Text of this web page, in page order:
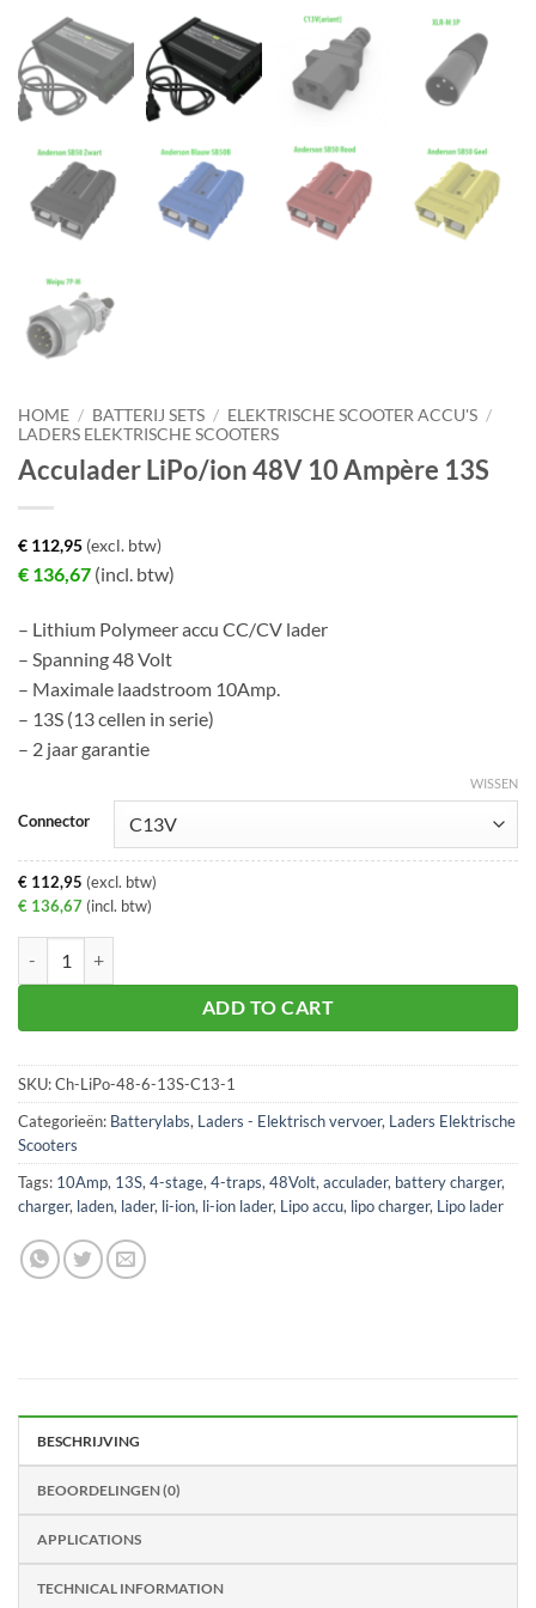
HOME / BATTERIJ SETS / ELEKTRISCHE SCOOTER ACCU'S /
LADERS ELEKTRISCHE SCOOTERS
Acculader LiPo/ion 48V 10 Ampère 13S
€ 112,95 (excl. btw)
€ 136,67 (incl. btw)
– Lithium Polymeer accu CC/CV lader
– Spanning 48 Volt
– Maximale laadstroom 10Amp.
– 13S (13 cellen in serie)
– 2 jaar garantie
Connector
WISSEN
€ 112,95 (excl. btw)
€ 136,67 (incl. btw)
ADD TO CART
SKU:Ch-LiPo-48-6-13S-C13-1
Categorieën: Batterylabs, Laders - Elektrisch vervoer, Laders Elektrische
Scooters
Tags: 10Amp, 13S,4-stage,4-traps,48Volt,acculader, battery charger,
charger, laden, lader, li-ion, li-ion lader, Lipo accu, lipo charger, Lipo lader
BESCHRIJVING
BEOORDELINGEN (0)
APPLICATIONS
TECHNICAL INFORMATION